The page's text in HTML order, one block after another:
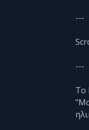
---
---
Το